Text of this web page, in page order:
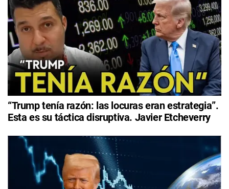
“Trump tenía razón: las locuras eran estrategia”.
Esta es su táctica disruptiva. Javier Etcheverry